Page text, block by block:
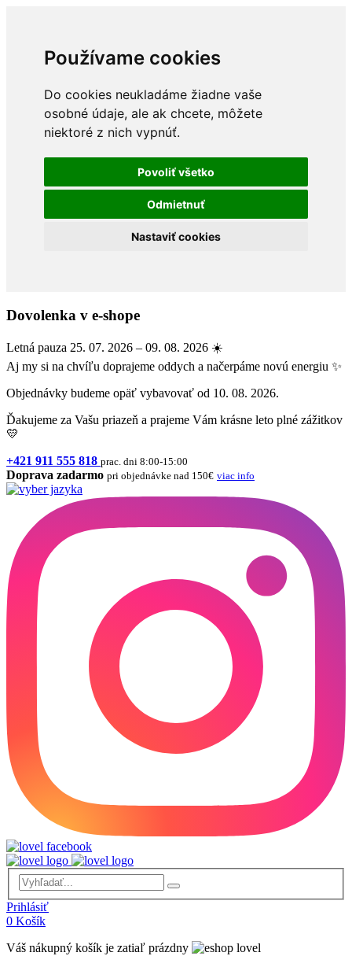
Používame cookies
Do cookies neukladáme žiadne vaše
osobné údaje, ale ak chcete, môžete
niektoré z nich vypnúť.
Povoliť všetko
Odmietnuť
Nastaviť cookies
Dovolenka v e-shope
Letná pauza 25. 07. 2026 – 09. 08. 2026 ☀️
Aj my si na chvíľu doprajeme oddych a načerpáme novú energiu ✨
Objednávky budeme opäť vybavovať od 10. 08. 2026.
Ďakujeme za Vašu priazeň a prajeme Vám krásne leto plné zážitkov
💛
+421 911 555 818 prac. dni 8:00-15:00
Doprava zadarmo pri objednávke nad 150€ viac info
Prihlásiť
0 Košík
Váš nákupný košík je zatiaľ prázdny